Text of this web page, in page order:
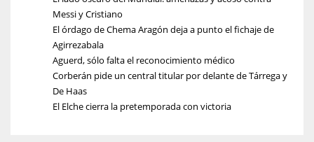
Messi y Cristiano
El órdago de Chema Aragón deja a punto el fichaje de
Agirrezabala
Aguerd, sólo falta el reconocimiento médico
Corberán pide un central titular por delante de Tárrega y
De Haas
El Elche cierra la pretemporada con victoria